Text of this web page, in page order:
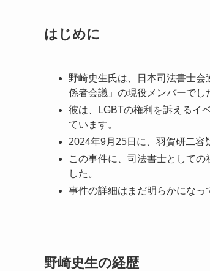
はじめに
野崎史生氏は、日本司法書士
係者会議」の現役メンバーでし
彼は、LGBTの権利を訴えるイ
ています。
2024年9月25日に、羽賀研二容
この事件に、司法書士として
した。
事件の詳細はまだ明らかになっ
野崎史生の経歴